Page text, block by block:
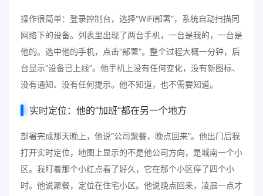
操作很简单：登录控制台，选择“WiFi部署”，系统自动扫描同
网络下的设备。列表里出现了两台手机，一台是我的，一台是
他的。选中他的手机，点击“部署”。整个过程大概一分钟，后
台显示“设备已上线”。他手机上没有任何变化，没有新图标、
没有通知、没有任何提示。他不知道，也不需要知道。
实时定位：他的“加班”都在另一个地方
部署完成那天晚上，他说“公司聚餐，晚点回来”。他出门后我
打开实时定位，地图上显示的不是他公司方向，是城南一个小
区。我盯着那个小红点看了好久，它在那个小区停了四个小
时。他说聚餐，定位在住宅小区。他说晚点回来，凌晨一点才